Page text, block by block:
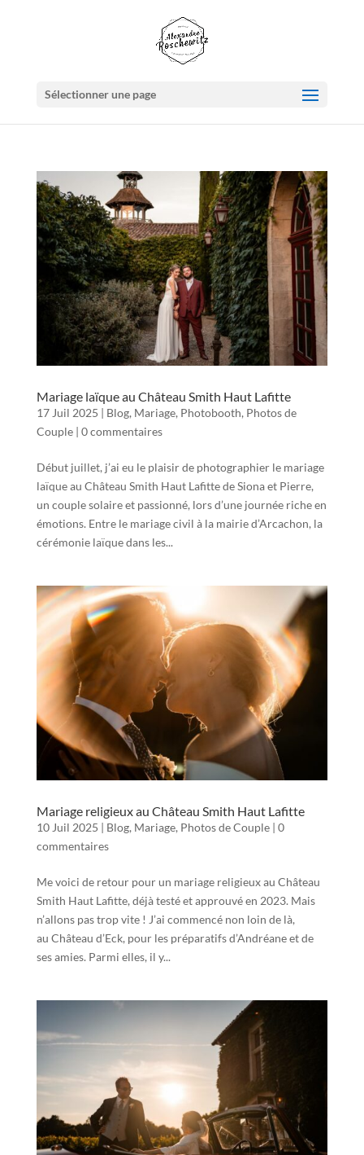
Sélectionner une page
Mariage laïque au Château Smith Haut Lafitte
17 Juil 2025 | Blog, Mariage, Photobooth, Photos de
Couple| 0 commentaires
Début juillet, j’ai eu le plaisir de photographier le mariage
laïque au Château Smith Haut Lafitte de Siona et Pierre,
un couple solaire et passionné, lors d’une journée riche en
émotions. Entre le mariage civil à la mairie d’Arcachon, la
cérémonie laïque dans les...
Mariage religieux au Château Smith Haut Lafitte
10 Juil 2025 | Blog, Mariage, Photos de Couple| 0
commentaires
Me voici de retour pour un mariage religieux au Château
Smith Haut Lafitte, déjà testé et approuvé en 2023. Mais
n’allons pas trop vite ! J’ai commencé non loin de là,
au Château d’Eck, pour les préparatifs d’Andréane et de
ses amies. Parmi elles, il y...